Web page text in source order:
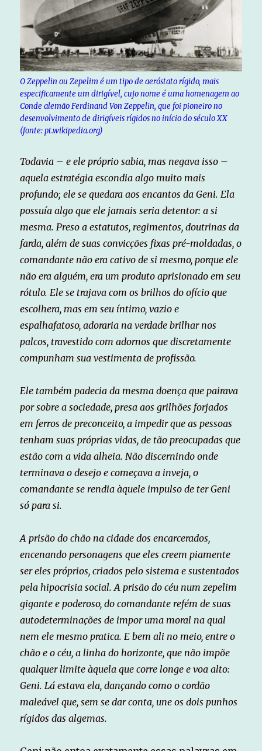
O Zeppelin ou Zepelim é um tipo de aeróstato rígido, mais
especificamente um dirigível, cujo nome é uma homenagem ao
Conde alemão Ferdinand Von Zeppelin, que foi pioneiro no
desenvolvimento de dirigíveis rígidos no início do século XX
(fonte: pt.wikipedia.org)
Todavia – e ele próprio sabia, mas negava isso –
aquela estratégia escondia algo muito mais
profundo; ele se quedara aos encantos da Geni. Ela
possuía algo que ele jamais seria detentor: a si
mesma. Preso a estatutos, regimentos, doutrinas da
farda, além de suas convicções fixas pré-moldadas, o
comandante não era cativo de si mesmo, porque ele
não era alguém, era um produto aprisionado em seu
rótulo. Ele se trajava com os brilhos do ofício que
escolhera, mas em seu íntimo, vazio e
espalhafatoso, adoraria na verdade brilhar nos
palcos, travestido com adornos que discretamente
compunham sua vestimenta de profissão.
Ele também padecia da mesma doença que pairava
por sobre a sociedade, presa aos grilhões forjados
em ferros de preconceito, a impedir que as pessoas
tenham suas próprias vidas, de tão preocupadas que
estão com a vida alheia. Não discernindo onde
terminava o desejo e começava a inveja, o
comandante se rendia àquele impulso de ter Geni
só para si.
A prisão do chão na cidade dos encarcerados,
encenando personagens que eles creem piamente
ser eles próprios, criados pelo sistema e sustentados
pela hipocrisia social. A prisão do céu num zepelim
gigante e poderoso, do comandante refém de suas
autodeterminações de impor uma moral na qual
nem ele mesmo pratica. E bem ali no meio, entre o
chão e o céu, a linha do horizonte, que não impõe
qualquer limite àquela que corre longe e voa alto:
Geni. Lá estava ela, dançando como o cordão
maleável que, sem se dar conta, une os dois punhos
rígidos das algemas.